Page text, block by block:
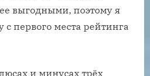
выгодными, поэтому я
с первого места рейтинга
и минусах трёх